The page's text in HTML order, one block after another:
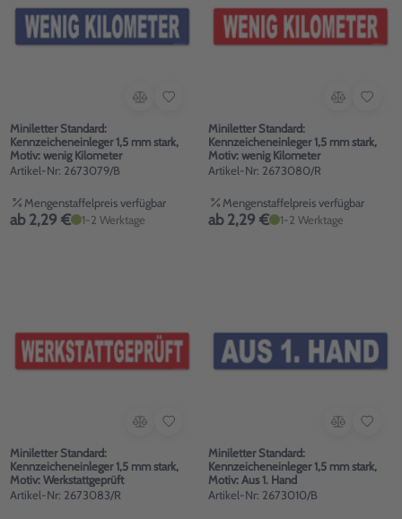
Miniletter Standard:
Kennzeicheneinleger 1,5 mm stark,
Motiv: wenig Kilometer
Artikel-Nr: 2673079/B
Mengenstaffelpreis verfügbar
ab 2,29 € 1-2 Werktage
Miniletter Standard:
Kennzeicheneinleger 1,5 mm stark,
Motiv: wenig Kilometer
Artikel-Nr: 2673080/R
Mengenstaffelpreis verfügbar
ab 2,29 € 1-2 Werktage
Miniletter Standard:
Kennzeicheneinleger 1,5 mm stark,
Motiv: Werkstattgeprüft
Artikel-Nr: 2673083/R
Miniletter Standard:
Kennzeicheneinleger 1,5 mm stark,
Motiv: Aus 1. Hand
Artikel-Nr: 2673010/B